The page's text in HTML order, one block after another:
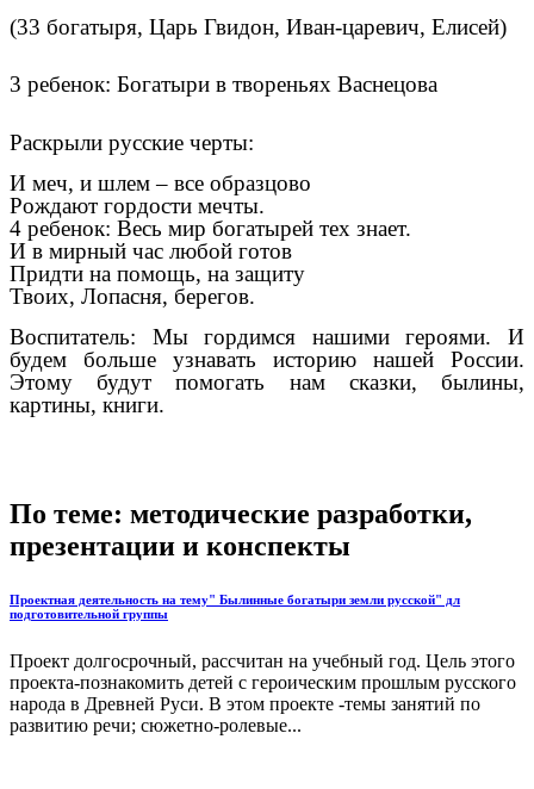
(33 богатыря, Царь Гвидон, Иван-царевич, Елисей)
3 ребенок: Богатыри в твореньях Васнецова
Раскрыли русские черты:
И меч, и шлем – все образцово
Рождают гордости мечты.
4 ребенок: Весь мир богатырей тех знает.
И в мирный час любой готов
Придти на помощь, на защиту
Твоих, Лопасня, берегов.
Воспитатель: Мы гордимся нашими героями. И
будем больше узнавать историю нашей России.
Этому будут помогать нам сказки, былины,
картины, книги.
По теме: методические разработки,
презентации и конспекты
Проектная деятельность на тему" Былинные богатыри земли русской" дл
подготовительной группы
Проект долгосрочный, рассчитан на учебный год. Цель этого
проекта-познакомить детей с героическим прошлым русского
народа в Древней Руси. В этом проекте -темы занятий по
развитию речи; сюжетно-ролевые...